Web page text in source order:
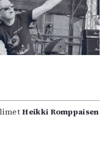
Heikki Romppaisen